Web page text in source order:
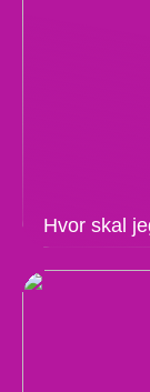
Hvor skal